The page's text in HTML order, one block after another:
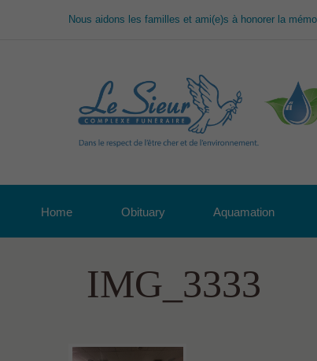
Nous aidons les familles et ami(e)s à honorer la
Home Obituary Aquamation
IMG_3333